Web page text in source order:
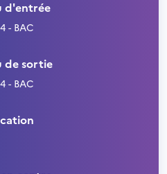
d'entrée
- BAC
de sortie
- BAC